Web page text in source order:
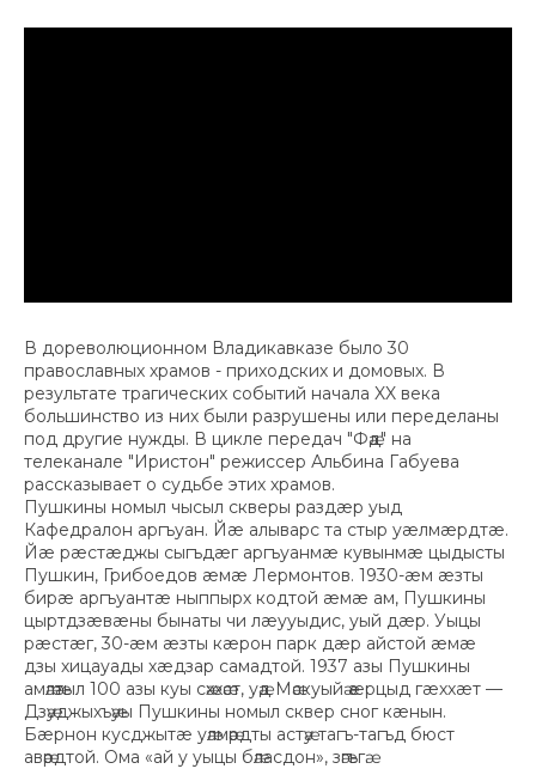
В дореволюционном Владикавказе было 30
православных храмов - приходских и домовых. В
результате трагических событий начала XX века
большинство из них были разрушены или переделаны
под другие нужды. В цикле передач "Фӕд" на
телеканале "Иристон" режиссер Альбина Габуева
рассказывает о судьбе этих храмов.
Пушкины номыл чысыл скверы раздæр уыд
Кафедралон аргъуан. Йæ алыварс та стыр уæлмæрдтæ.
Йæ рæстæджы сыгъдæг аргъуанмæ кувынмæ цыдысты
Пушкин, Грибоедов æмæ Лермонтов. 1930-æм æзты
бирæ аргъуантæ ныппырх кодтой æмæ ам, Пушкины
цыртдзæвæны бынаты чи лæууыдис, уый дæр. Уыцы
рæстæг, 30-æм æзты кæрон парк дæр айстой æмæ
дзы хицауады хæдзар самадтой. 1937 азы Пушкины
амӕлӕтыл 100 азы куы сӕххӕст, уӕд Мӕскуыйӕ æрцыд гæххæт —
Дзӕуджыхъӕуы Пушкины номыл сквер сног кæнын.
Бæрнон кусджытæ уӕлмӕрдты астӕу тагъ-тагъд бюст
авӕрдтой. Ома «ай у уыцы бӕласдон», зӕгъгӕ.